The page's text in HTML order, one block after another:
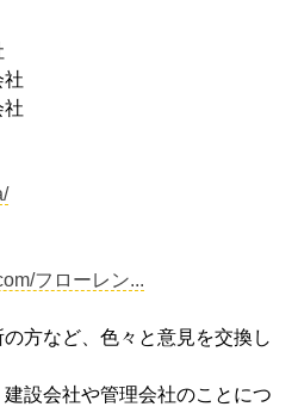
社
社
フローレン...
方など、色々と意見を交換し
設会社や管理会社のことにつ